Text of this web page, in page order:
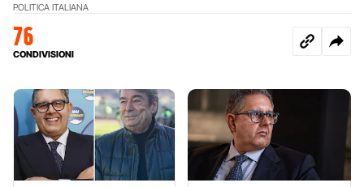
POLITICA ITALIANA
76
CONDIVISIONI